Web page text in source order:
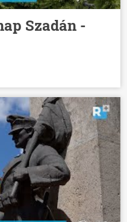
Szadán -